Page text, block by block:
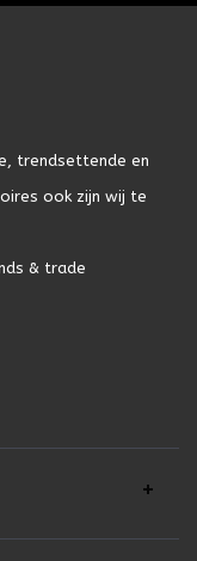
trendsettende en
ook zijn wij te
& trade